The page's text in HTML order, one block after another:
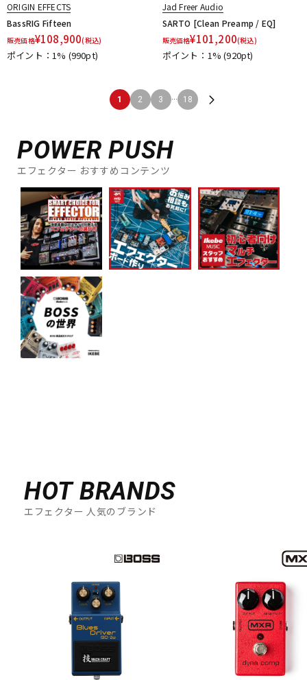
ORIGIN EFFECTS
BassRIG Fifteen
販売価格¥108,900(税込)
ポイント：1% (990pt)
Jad Freer Audio
SARTO [Clean Preamp / EQ]
販売価格¥101,200(税込)
ポイント：1%(920pt)
1 2 3 ... 18
POWER PUSH
エフェクター おすすめコンテンツ
HOT BRANDS
エフェクター 人気のブランド